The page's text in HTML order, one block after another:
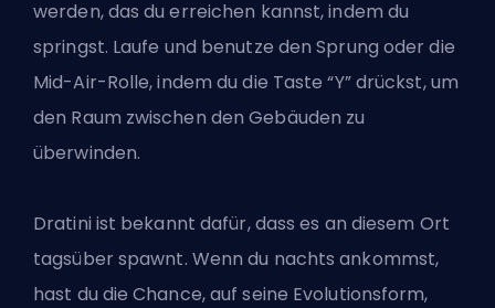
werden, das du erreichen kannst, indem du
springst. Laufe und benutze den Sprung oder die
Mid-Air-Rolle, indem du die Taste “Y” drückst, um
den Raum zwischen den Gebäuden zu
überwinden.
Dratini ist bekannt dafür, dass es an diesem Ort
tagsüber spawnt. Wenn du nachts ankommst,
hast du die Chance, auf seine Evolutionsform,